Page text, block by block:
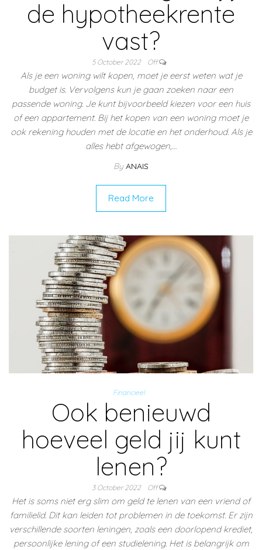
de hypotheekrente
vast?
5 October 2022 Off
Als je een woning wilt kopen, moet je eerst weten wat je
budget is. Vervolgens kun je gaan zoeken naar een
passende woning. Je kunt bijvoorbeeld kiezen voor een huis
of een appartement. Bij het kopen van een woning moet je
ook rekening houden met de locatie en het onderhoud. Als je
alles hebt afgewogen,…
By ANAIS
Read More
Financieel
Ook benieuwd
hoeveel geld jij kunt
lenen?
3 October 2022 Off
Het is soms niet erg slim om geld te lenen van een vriend of
familielid. Dit kan leiden tot problemen in de toekomst. Er zijn
verschillende soorten leningen, zoals een doorlopend krediet,
persoonlijke lening of een studielening. Het is belangrijk om